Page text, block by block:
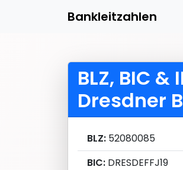
Bankleitzahlen
BLZ, BIC
Dresdner
BLZ: 52080085
BIC: DRESDEFFJ19